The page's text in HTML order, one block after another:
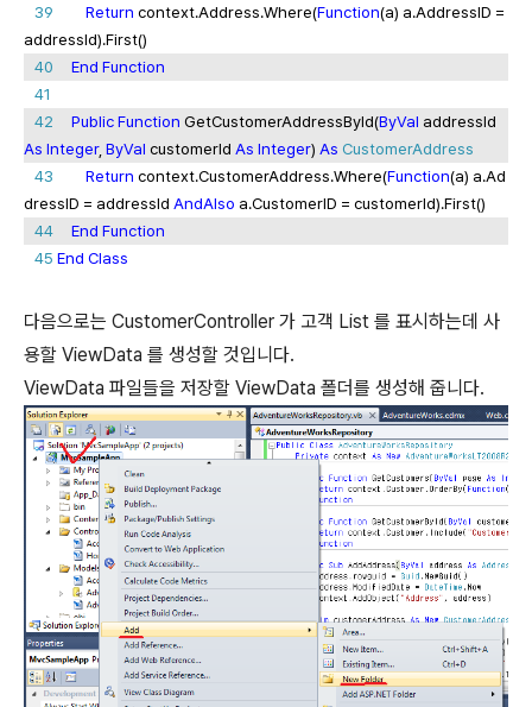
39
Return context.Address.Where(Function(a) a.AddressID =
addressId).First()
40
End Function
41
42
PublicFunction GetCustomerAddressById(ByVal addressId
As Integer, ByVal customerId As Integer) As CustomerAddress
43
Return context.CustomerAddress.Where(Function(a) a.Ad
dressID = addressId AndAlso a.CustomerID = customerId).First()
44
End Function
45 End Class
다음으로는 CustomerController 가 고객 List 를 표시하는데 사
용할 ViewData 를 생성할 것입니다.
ViewData 파일들을 저장할 ViewData 폴더를 생성해 줍니다.